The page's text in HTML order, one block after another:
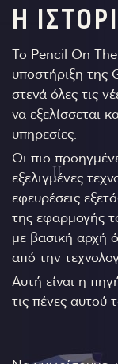
Η
Το Pencil On
υποστήριξη της
στενά όλες τις
να εξελίσσεται
υπηρεσίες.
Οι πιο
εξελιγμένες
εφευρέσεις
της εφαρμογής
με βασική αρχή
από την
Αυτή είναι η
τις πένες αυτού